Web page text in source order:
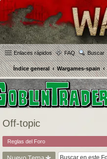
Enlaces rápidos FAQ Buscar
Índice general Wargames-spain
Off-topic
Reglas del Foro